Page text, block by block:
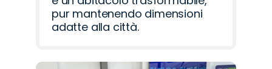
pur mantenendo dimensioni
adatte alla città.